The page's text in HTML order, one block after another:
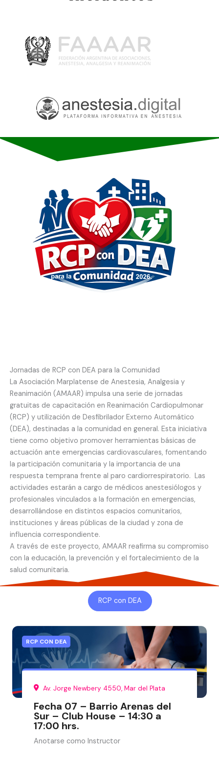
Jornadas de RCP con DEA para la Comunidad
La Asociación Marplatense de Anestesia, Analgesia y
Reanimación (AMAAR) impulsa una serie de jornadas
gratuitas de capacitación en Reanimación Cardiopulmonar
(RCP) y utilización de Desfibrilador Externo Automático
(DEA), destinadas a la comunidad en general. Esta iniciativa
tiene como objetivo promover herramientas básicas de
actuación ante emergencias cardiovasculares, fomentando
la participación comunitaria y la importancia de una
respuesta temprana frente al paro cardiorrespiratorio. Las
actividades estarán a cargo de médicos anestesiólogos y
profesionales vinculados a la formación en emergencias,
desarrollándose en distintos espacios comunitarios,
instituciones y áreas públicas de la ciudad y zona de
influencia correspondiente.
A través de este proyecto, AMAAR reafirma su compromiso
con la educación, la prevención y el fortalecimiento de la
salud comunitaria.
RCP con DEA
RCP CON DEA
Av. Jorge Newbery 4550, Mar del Plata
Fecha 07 – Barrio Arenas del
Sur – Club House – 14:30 a
17:00 hrs.
Anotarse como Instructor